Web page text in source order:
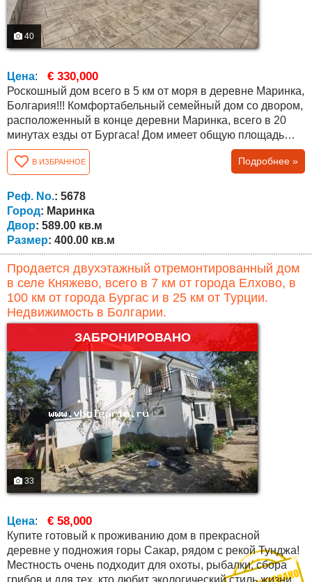
40
Цена: € 330,000
Роскошный дом всего в 5 км от моря в деревне Маринка,
Болгария!!! Комфортабельный семейный дом со двором,
расположенный в конце деревни Маринка, всего в 20
минутах езды от Бургаса! Дом имеет общую площадь
400 кв.м. и двор 589 кв.м. Он состоит из: Полуподвала -
200 кв.м., который можно превратить в отдельный
винный погреб, отдельный тренажерный зал, таверну,
игровую комнату, котельную, склад, бильярдную или что-
то другое. Первый этаж:...
В ИЗБРАННОЕ Подробнее »
Реф. No.: 5678
Город: Маринка
Двор: 589.00 кв.м
Размер: 400.00 кв.м
Продается двухэтажный отремонтированный дом
в селе Княжево, всего в 7 км от города Елхово, в
100 км от города Бургас и в 25 км от Турции.
Недвижимость в Болгарии.
ЗАБРОНИРОВАНО
33
Цена: € 58,000
Купите готовый к проживанию дом в прекрасной
деревне у подножия горы Сакар, рядом с рекой Тунджа!
Местность очень подходит для охоты, рыбалки, сбора
грибов и для тех, кто любит экологический стиль жизни. В